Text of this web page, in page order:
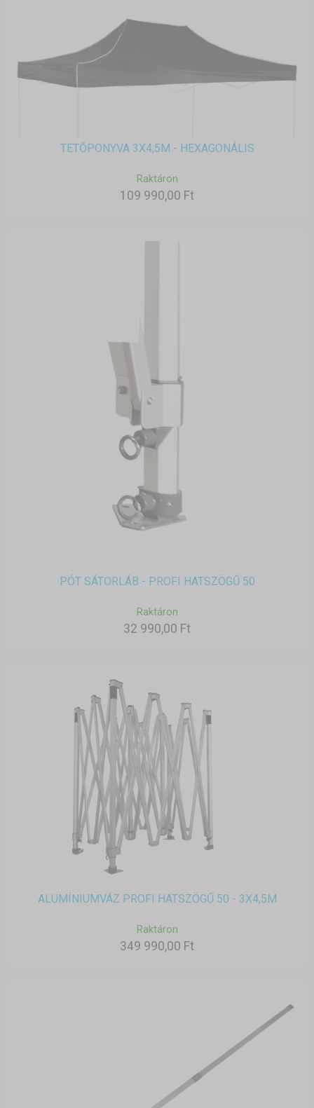
TETŐPONYVA 3X4,5M - HEXAGONÁLIS
Raktáron
109 990,00 Ft
PÓT SÁTORLÁB - PROFI HATSZÖGŰ 50
Raktáron
32 990,00 Ft
ALUMÍNIUMVÁZ PROFI HATSZÖGŰ 50 - 3X4,5M
Raktáron
349 990,00 Ft